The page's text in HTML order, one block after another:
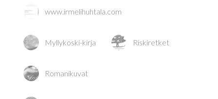
www.irmelihuhtala.com
Myllykoski-kirja Riskiretket
Romanikuvat